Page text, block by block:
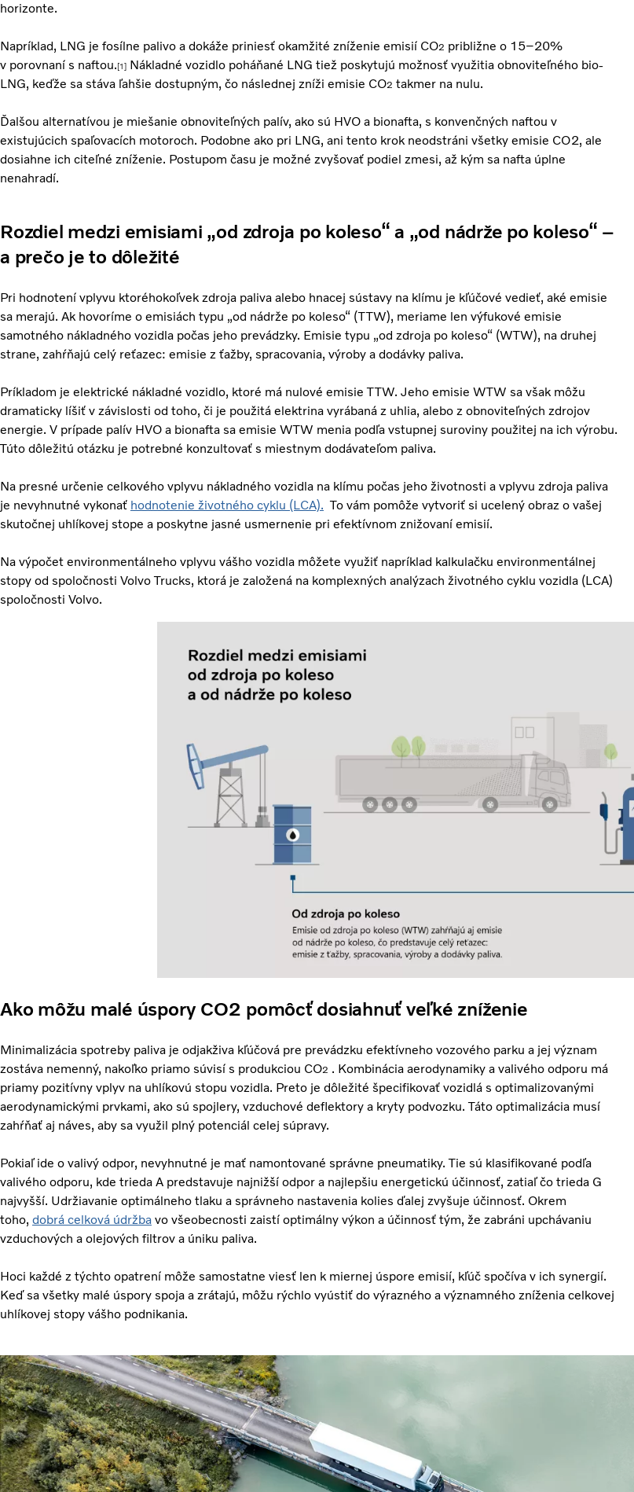
horizonte.
Napríklad, LNG je fosílne palivo a dokáže priniesť okamžité zníženie emisií CO2 približne o 15–20%
v porovnaní s naftou.[1] Nákladné vozidlo poháňané LNG tiež poskytujú možnosť využitia obnoviteľného bio-
LNG, keďže sa stáva ľahšie dostupným, čo následnej zníži emisie CO2 takmer na nulu.
Ďalšou alternatívou je miešanie obnoviteľných palív, ako sú HVO a bionafta, s konvenčných naftou v
existujúcich spaľovacích motoroch. Podobne ako pri LNG, ani tento krok neodstráni všetky emisie CO2, ale
dosiahne ich citeľné zníženie. Postupom času je možné zvyšovať podiel zmesi, až kým sa nafta úplne
nenahradí.
Rozdiel medzi emisiami „od zdroja po koleso“ a „od nádrže po koleso“ –
a prečo je to dôležité
Pri hodnotení vplyvu ktoréhokoľvek zdroja paliva alebo hnacej sústavy na klímu je kľúčové vedieť, aké emisie
sa merajú. Ak hovoríme o emisiách typu „od nádrže po koleso“ (TTW), meriame len výfukové emisie
samotného nákladného vozidla počas jeho prevádzky. Emisie typu „od zdroja po koleso“ (WTW), na druhej
strane, zahŕňajú celý reťazec: emisie z ťažby, spracovania, výroby a dodávky paliva.
Príkladom je elektrické nákladné vozidlo, ktoré má nulové emisie TTW. Jeho emisie WTW sa však môžu
dramaticky líšiť v závislosti od toho, či je použitá elektrina vyrábaná z uhlia, alebo z obnoviteľných zdrojov
energie. V prípade palív HVO a bionafta sa emisie WTW menia podľa vstupnej suroviny použitej na ich výrobu.
Túto dôležitú otázku je potrebné konzultovať s miestnym dodávateľom paliva.
Na presné určenie celkového vplyvu nákladného vozidla na klímu počas jeho životnosti a vplyvu zdroja paliva
je nevyhnutné vykonať hodnotenie životného cyklu (LCA). To vám pomôže vytvoriť si ucelený obraz o vašej
skutočnej uhlíkovej stope a poskytne jasné usmernenie pri efektívnom znižovaní emisií.
Na výpočet environmentálneho vplyvu vášho vozidla môžete využiť napríklad kalkulačku environmentálnej
stopy od spoločnosti Volvo Trucks, ktorá je založená na komplexných analýzach životného cyklu vozidla (LCA)
spoločnosti Volvo.
Ako môžu malé úspory CO2 pomôcť dosiahnuť veľké zníženie
Minimalizácia spotreby paliva je odjakživa kľúčová pre prevádzku efektívneho vozového parku a jej význam
zostáva nemenný, nakoľko priamo súvisí s produkciou CO2 . Kombinácia aerodynamiky a valivého odporu má
priamy pozitívny vplyv na uhlíkovú stopu vozidla. Preto je dôležité špecifikovať vozidlá s optimalizovanými
aerodynamickými prvkami, ako sú spojlery, vzduchové deflektory a kryty podvozku. Táto optimalizácia musí
zahŕňať aj náves, aby sa využil plný potenciál celej súpravy.
Pokiaľ ide o valivý odpor, nevyhnutné je mať namontované správne pneumatiky. Tie sú klasifikované podľa
valivého odporu, kde trieda A predstavuje najnižší odpor a najlepšiu energetickú účinnosť, zatiaľ čo trieda G
najvyšší. Udržiavanie optimálneho tlaku a správneho nastavenia kolies ďalej zvyšuje účinnosť. Okrem
toho, dobrá celková údržba vo všeobecnosti zaistí optimálny výkon a účinnosť tým, že zabráni upchávaniu
vzduchových a olejových filtrov a úniku paliva.
Hoci každé z týchto opatrení môže samostatne viesť len k miernej úspore emisií, kľúč spočíva v ich synergií.
Keď sa všetky malé úspory spoja a zrátajú, môžu rýchlo vyústiť do výrazného a významného zníženia celkovej
uhlíkovej stopy vášho podnikania.